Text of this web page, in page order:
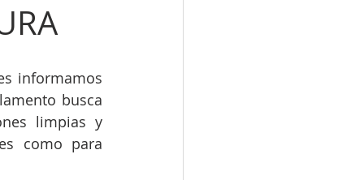
informamos
busca
limpias y
como para